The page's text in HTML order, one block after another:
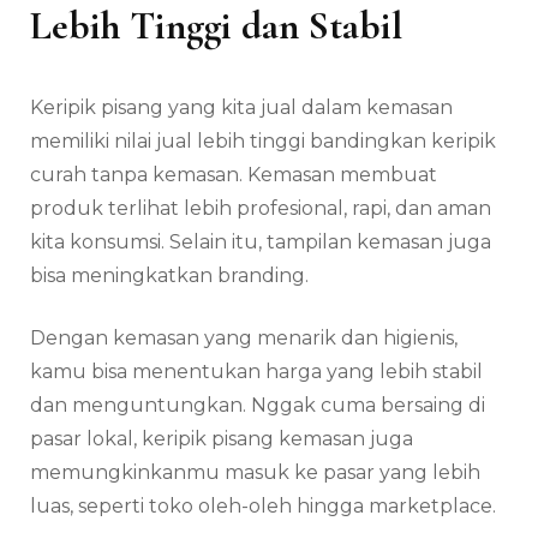
Lebih Tinggi dan Stabil
Keripik pisang yang kita jual dalam kemasan
memiliki nilai jual lebih tinggi bandingkan keripik
curah tanpa kemasan. Kemasan membuat
produk terlihat lebih profesional, rapi, dan aman
kita konsumsi. Selain itu, tampilan kemasan juga
bisa meningkatkan branding.
Dengan kemasan yang menarik dan higienis,
kamu bisa menentukan harga yang lebih stabil
dan menguntungkan. Nggak cuma bersaing di
pasar lokal, keripik pisang kemasan juga
memungkinkanmu masuk ke pasar yang lebih
luas, seperti toko oleh-oleh hingga marketplace.